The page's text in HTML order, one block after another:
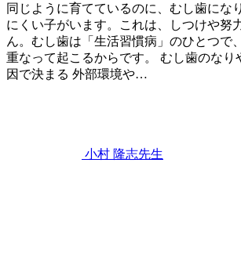
同じように育てているのに、むし歯にな
にくい子がいます。これは、しつけや努
ん。むし歯は「生活習慣病」のひとつで
重なって起こるからです。 むし歯のなり
因で決まる 外部環境や…
小村 隆志先生